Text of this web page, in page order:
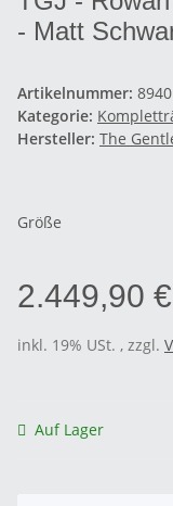
- Matt
Artikelnummer: 8940
Kategorie:
Hersteller: The
Größe
2.449,90 €
inkl. 19% USt. , zzgl.
Auf Lager